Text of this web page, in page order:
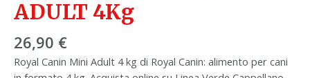
ADULT 4Kg
26,90 €
Royal Canin Mini Adult 4 kg di Royal Canin: alimento per cani